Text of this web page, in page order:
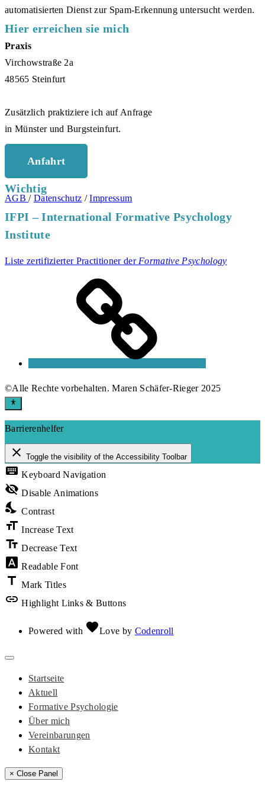
automatisierten Dienst zur Spam-Erkennung untersucht werden.
Hier erreichen sie mich
Praxis
Virchowstraße 2a
48565 Steinfurt
Zusätzlich praktiziere ich auf Anfrage
in Münster und Burgsteinfurt.
Anfahrt
Wichtig
AGB/ Datenschutz /Impressum
IFPI – International Formative Psychology
Institute
Liste zertifizierter Practitioner der Formative Psychology
©Alle Rechte vorbehalten. Maren Schäfer-Rieger 2025
Barrierenhelfer
close Toggle the visibility of the Accessibility Toolbar
keyboard Keyboard Navigation
visibility_off Disable Animations
nights_stay Contrast
format_size Increase Text
text_fields Decrease Text
font_download Readable Font
title Mark Titles
link Highlight Links & Buttons
Powered with favoriteLove by Codenroll
Startseite
Aktuell
Formative Psychologie
Über mich
Vereinbarungen
Kontakt
× Close Panel